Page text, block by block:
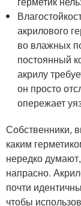
акрилового
во влажных
постоянный
акрилу
он просто
опережает
Собственники,
каким
нередко
напрасно.
почти
чтобы